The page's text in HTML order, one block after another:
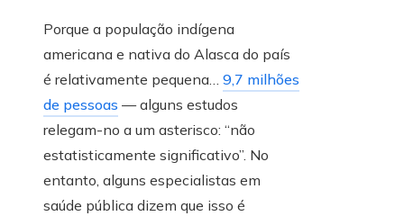
Porque a população indígena
americana e nativa do Alasca do país
é relativamente pequena… 9,7 milhões
de pessoas — alguns estudos
relegam-no a um asterisco: “não
estatisticamente significativo”. No
entanto, alguns especialistas em
saúde pública dizem que isso é